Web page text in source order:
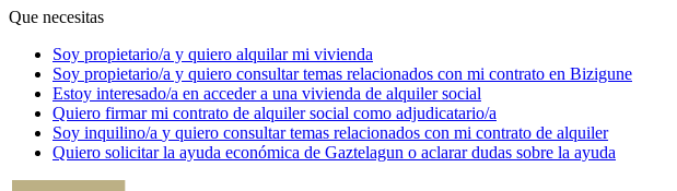
Que necesitas
Soy propietario/a y quiero alquilar mi vivienda
Soy propietario/a y quiero consultar temas relacionados con mi contrato en Bizigune
Estoy interesado/a en acceder a una vivienda de alquiler social
Quiero firmar mi contrato de alquiler social como adjudicatario/a
Soy inquilino/a y quiero consultar temas relacionados con mi contrato de alquiler
Quiero solicitar la ayuda económica de Gaztelagun o aclarar dudas sobre la ayuda